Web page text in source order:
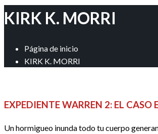
KIRK K. MORRI
Página de inicio
KIRK K. MORRI
EXPEDIENTE WARREN 2: EL CASO
Un hormigueo inunda todo tu cuerpo